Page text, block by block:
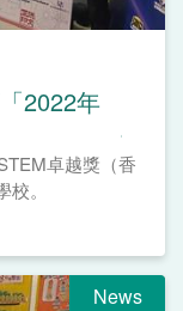
2022年
卓越獎（香
。
News